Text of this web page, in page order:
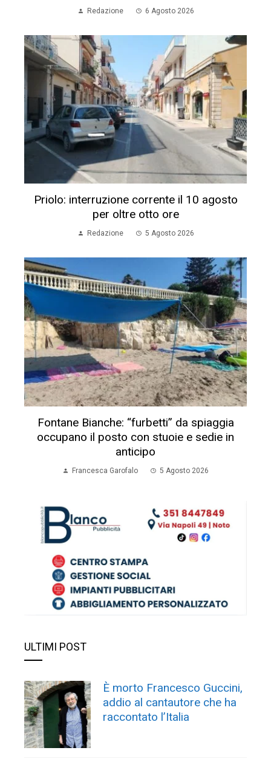
Redazione 6 Agosto 2026
Priolo: interruzione corrente il 10 agosto
per oltre otto ore
Redazione 5 Agosto 2026
Fontane Bianche: “furbetti” da spiaggia
occupano il posto con stuoie e sedie in
anticipo
Francesca Garofalo 5 Agosto 2026
ULTIMI POST
È morto Francesco Guccini,
addio al cantautore che ha
raccontato l’Italia